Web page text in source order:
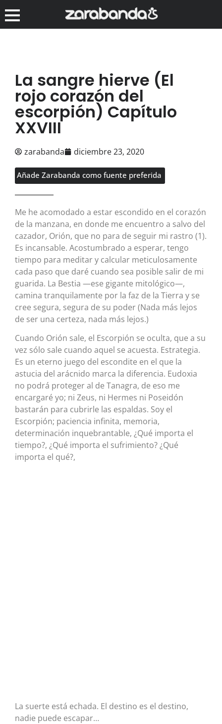
La sangre hierve (El
rojo corazón del
escorpión) Capítulo
XXVIII
zarabanda diciembre 23, 2020
Añade Zarabanda como fuente preferida
Me he acomodado a estar escondido en el corazón
de la manzana, en donde me encuentro a salvo del
cazador, Orión, que no para de seguir mi rastro (1).
Es incansable. Acostumbrado a esperar, tengo
tiempo para meditar y calcular meticulosamente
cada paso que daré cuando sea posible salir de mi
guarida. La Bestia —ese gigante mitológico—,
camina tranquilamente por la faz de la Tierra y se
cree segura, segura de su poder (Nada más lejos
de ser una certeza, nada más lejos.)
Cuando Orión sale, el Escorpión se oculta, que a su
vez sólo sale cuando aquel se acuesta. Estrategia.
Es un eterno juego del escondite en el que la
astucia del arácnido marca la diferencia. Eudoxia
no podrá proteger al de Tanagra, de eso me
encargaré yo; ni Zeus, ni Hermes ni Poseidón
bastarán para cubrirle las espaldas. Soy el
Escorpión; paciencia infinita, memoria,
determinación inquebrantable, ¿Qué importa el
tiempo?, ¿Qué importa el sufrimiento? ¿Qué
importa el qué?,
La suerte está echada. El destino es el destino,
nadie puede escapar…